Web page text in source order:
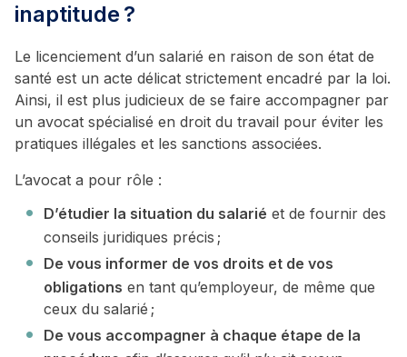
inaptitude ?
Le licenciement d’un salarié en raison de son état de
santé est un acte délicat strictement encadré par la loi.
Ainsi, il est plus judicieux de se faire accompagner par
un avocat spécialisé en droit du travail pour éviter les
pratiques illégales et les sanctions associées.
L’avocat a pour rôle :
D’étudier la situation du salarié et de fournir des
conseils juridiques précis ;
De vous informer de vos droits et de vos
obligations en tant qu’employeur, de même que
ceux du salarié ;
De vous accompagner à chaque étape de la